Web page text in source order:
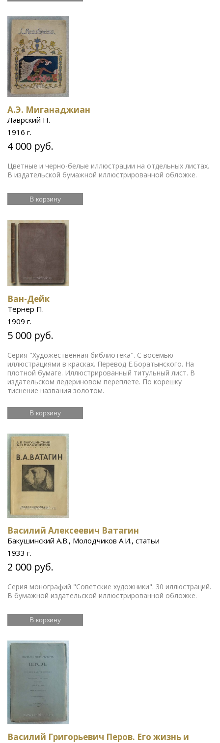
А.Э. Миганаджиан
Лаврский Н.
1916 г.
4 000 руб.
Цветные и черно-белые иллюстрации на отдельных листах.
В издательской бумажной иллюстрированной обложке.
В корзину
Ван-Дейк
Тернер П.
1909 г.
5 000 руб.
Серия "Художественная библиотека". С восемью
иллюстрациями в красках. Перевод Е.Боратынского. На
плотной бумаге. Иллюстрированный титульный лист. В
издательском ледериновом переплете. По корешку
тиснение названия золотом.
В корзину
Василий Алексеевич Ватагин
Бакушинский А.В., Молодчиков А.И., статьи
1933 г.
2 000 руб.
Серия монографий "Советские художники". 30 иллюстраций.
В бумажной издательской иллюстрированной обложке.
В корзину
Василий Григорьевич Перов. Его жизнь и